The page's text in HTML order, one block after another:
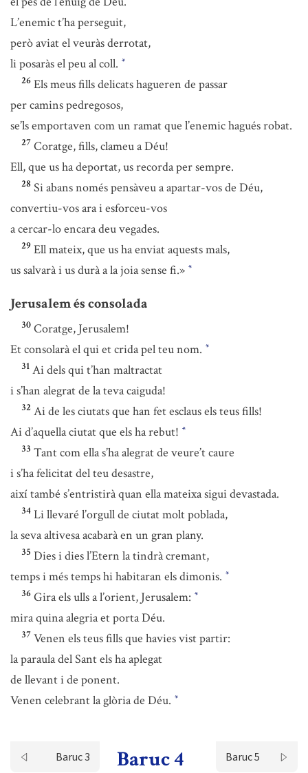
L’enemic t’ha perseguit,
però aviat el veuràs derrotat,
li posaràs el peu al coll. *
26 Els meus fills delicats hagueren de passar
per camins pedregosos,
se’ls emportaven com un ramat que l’enemic hagués robat.
27 Coratge, fills, clameu a Déu!
Ell, que us ha deportat, us recorda per sempre.
28 Si abans només pensàveu a apartar-vos de Déu,
convertiu-vos ara i esforceu-vos
a cercar-lo encara deu vegades.
29 Ell mateix, que us ha enviat aquests mals,
us salvarà i us durà a la joia sense fi.» *
Jerusalem és consolada
30 Coratge, Jerusalem!
Et consolarà el qui et crida pel teu nom. *
31 Ai dels qui t’han maltractat
i s’han alegrat de la teva caiguda!
32 Ai de les ciutats que han fet esclaus els teus fills!
Ai d’aquella ciutat que els ha rebut! *
33 Tant com ella s’ha alegrat de veure’t caure
i s’ha felicitat del teu desastre,
així també s’entristirà quan ella mateixa sigui devastada.
34 Li llevaré l’orgull de ciutat molt poblada,
la seva altivesa acabarà en un gran plany.
35 Dies i dies l’Etern la tindrà cremant,
temps i més temps hi habitaran els dimonis. *
36 Gira els ulls a l’orient, Jerusalem: *
mira quina alegria et porta Déu.
37 Venen els teus fills que havies vist partir:
la paraula del Sant els ha aplegat
de llevant i de ponent.
Venen celebrant la glòria de Déu. *
Baruc 3 Baruc 4 Baruc 5